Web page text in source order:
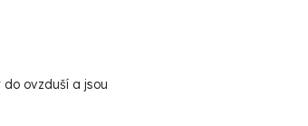
ovzduší a jsou